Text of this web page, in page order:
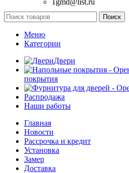
1gmd@list.ru
Поиск
Меню
Категории
Двери
покрытия
Распродажа
Наши работы
Главная
Новости
Рассрочка и кредит
Установка
Замер
Доставка